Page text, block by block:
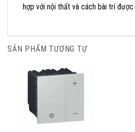
hợp với nội thất và cách bài trí
SẢN PHẨM TƯƠNG TỰ